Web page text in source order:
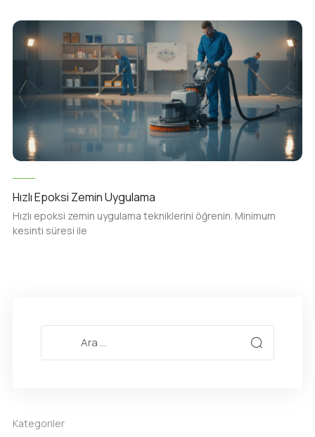
Hızlı Epoksi Zemin Uygulama
Hızlı epoksi zemin uygulama tekniklerini öğrenin. Minimum
kesinti süresi ile
Kategoriler